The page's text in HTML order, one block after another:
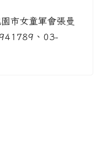
市女童軍會張曼
、03-